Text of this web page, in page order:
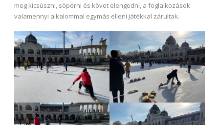
meg kicsúszni, söpörni és követ elengedni, a foglalkozások
valamennyi alkalommal egymás elleni játékkal zárultak.